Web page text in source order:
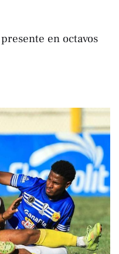
en octavos